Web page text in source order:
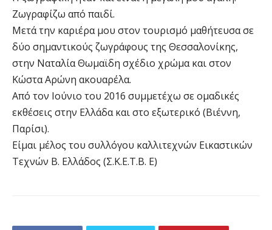
Ζωγραφίζω από παιδί.
Μετά την καριέρα μου στον τουρισμό μαθήτευσα σε
δύο σημαντικούς ζωγράφους της Θεσσαλονίκης,
στην Ναταλία Θωμαϊδη σχέδιο χρώμα και στον
Κώστα Αρώνη ακουαρέλα.
Από τον Ιούνιο του 2016 συμμετέχω σε ομαδικές
εκθέσεις στην Ελλάδα και στο εξωτερικό (Βιέννη,
Παρίσι).
Είμαι μέλος του συλλόγου καλλιτεχνών Εικαστικών
Τεχνών Β. Ελλάδος (Σ.Κ.Ε.Τ.Β. Ε)